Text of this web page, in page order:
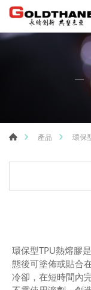
產品 環保
環保型TPU熱熔膠
態後可塗佈或貼合
冷卻，在短時間內